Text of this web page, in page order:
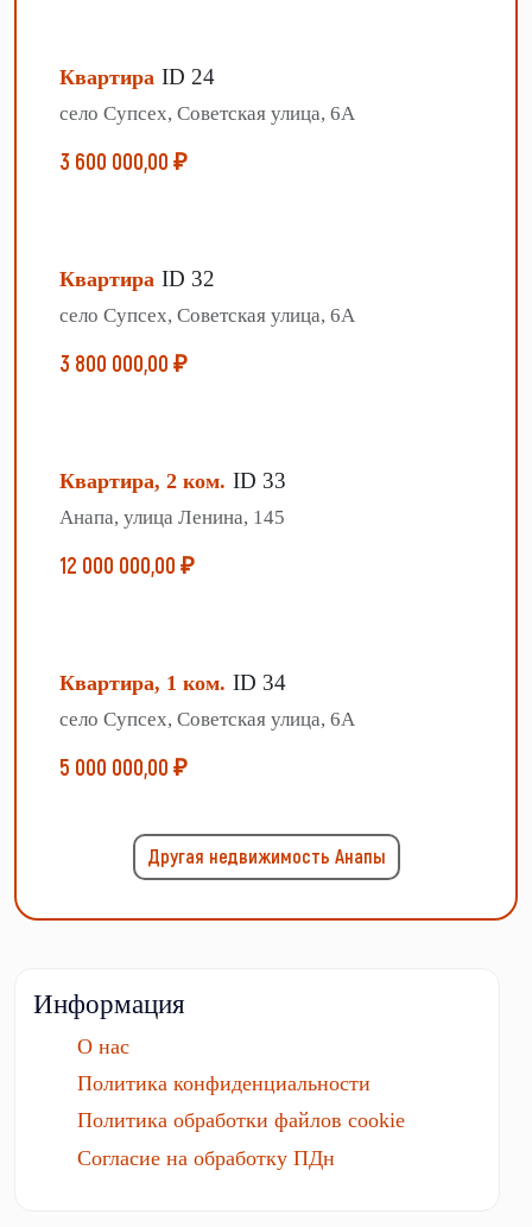
Квартира ID 24
село Супсех, Советская улица, 6А
3 600 000,00 ₽
Квартира ID 32
село Супсех, Советская улица, 6А
3 800 000,00 ₽
Квартира, 2 ком. ID 33
Анапа, улица Ленина, 145
12 000 000,00 ₽
Квартира, 1 ком. ID 34
село Супсех, Советская улица, 6А
5 000 000,00 ₽
Другая недвижимость Анапы
Информация
О нас
Политика конфиденциальности
Политика обработки файлов cookie
Согласие на обработку ПДн